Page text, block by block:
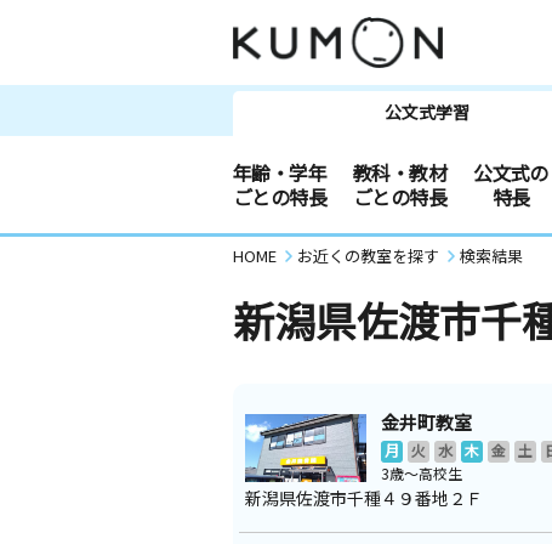
公文式学習
年齢・学年
ごとの特長
教科・教材
ごとの特長
公文式の
特長
HOME お近くの教室を探す 検索結果
新潟県佐渡市千
金井町教室
月 火 水 木 金 土
3歳～高校生
新潟県佐渡市千種４９番地２Ｆ